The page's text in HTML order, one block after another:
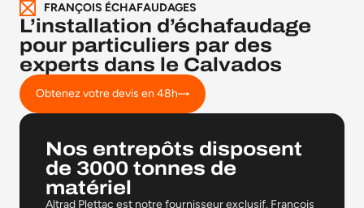
FRANÇOIS ÉCHAFAUDAGES
L’installation d’échafaudage
pour particuliers par des
experts dans le Calvados
Obtenez votre devis en 48h
Nos entrepôts disposent
de 3000 tonnes de
matériel
Altrad Plettac est notre fournisseur exclusif. François